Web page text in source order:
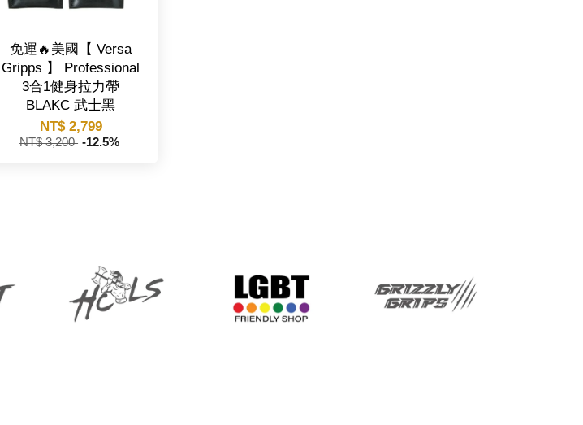
免運🔥美國【 Versa
Gripps 】 Professional
3合1健身拉力帶
BLAKC 武士黑
NT$ 2,799
NT$ 3,200 -12.5%